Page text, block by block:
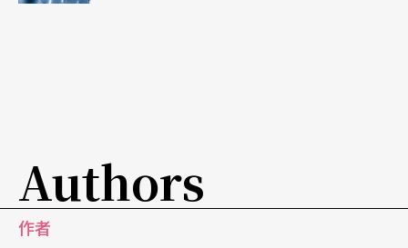
總觀這次的演出，蓋達的聲音仍保持相當年輕的音
色和彈性，更重要的是，我們見識到了爲什麼蓋達
常被稱爲是「智慧型」的歌者。台風溫文爾雅，沒
Authors
作者